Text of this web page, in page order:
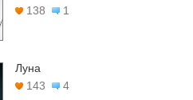
138
1
Луна
143
4